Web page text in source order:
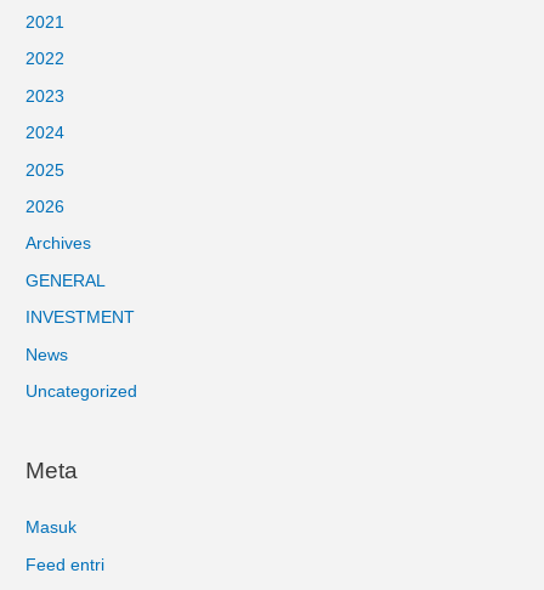
2021
2022
2023
2024
2025
2026
Archives
GENERAL
INVESTMENT
News
Uncategorized
Meta
Masuk
Feed entri